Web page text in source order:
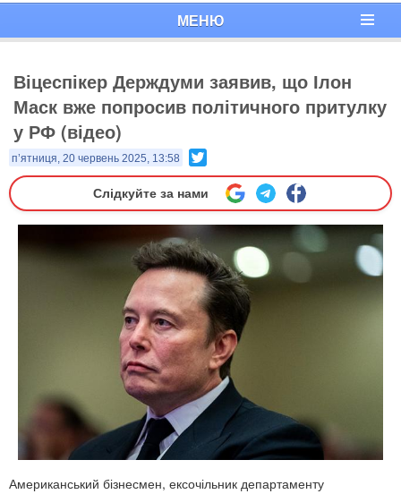
МЕНЮ
Віцеспікер Держдуми заявив, що Ілон
Маск вже попросив політичного притулку
у РФ (відео)
п’ятниця, 20 червень 2025, 13:58
Слідкуйте за нами
Американський бізнесмен, ексочільник департаменту